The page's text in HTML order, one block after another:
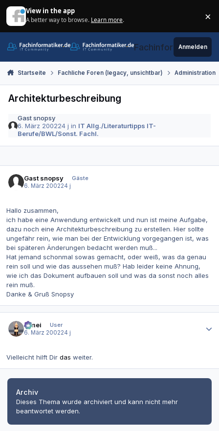
View in the app
A better way to browse. Learn more. ×
Fachinformatiker.de
Anmelden
Startseite Fachliche Foren (legacy, unsichtbar) Administration
Architekturbeschreibung
Gast snopsy
6. März 200224 j in IT Allg./Literaturtipps IT-
Berufe/BWL/Sonst. Fachl.
Gast snopsy
Gäste
6. März 200224 j
Hallo zusammen,
ich habe eine Anwendung entwickelt und nun ist meine Aufgabe,
dazu noch eine Architekturbeschreibung zu erstellen. Hier sollte
ungefähr rein, wie man bei der Entwicklung vorgegangen ist, was
bei späteren Änderungen bedacht werden muß...
Hat jemand schonmal sowas gemacht, oder weiß, was da genau
rein soll und wie das aussehen muß? Hab leider keine Ahnung,
wie ich das Dokument aufbauen soll und was da sonst noch alles
rein muß.
Danke & Gruß Snopsy
bimei
User
6. März 200224 j
Vielleicht hilft Dir das weiter.
Archiv
Dieses Thema wurde archiviert und kann nicht mehr
beantwortet werden.